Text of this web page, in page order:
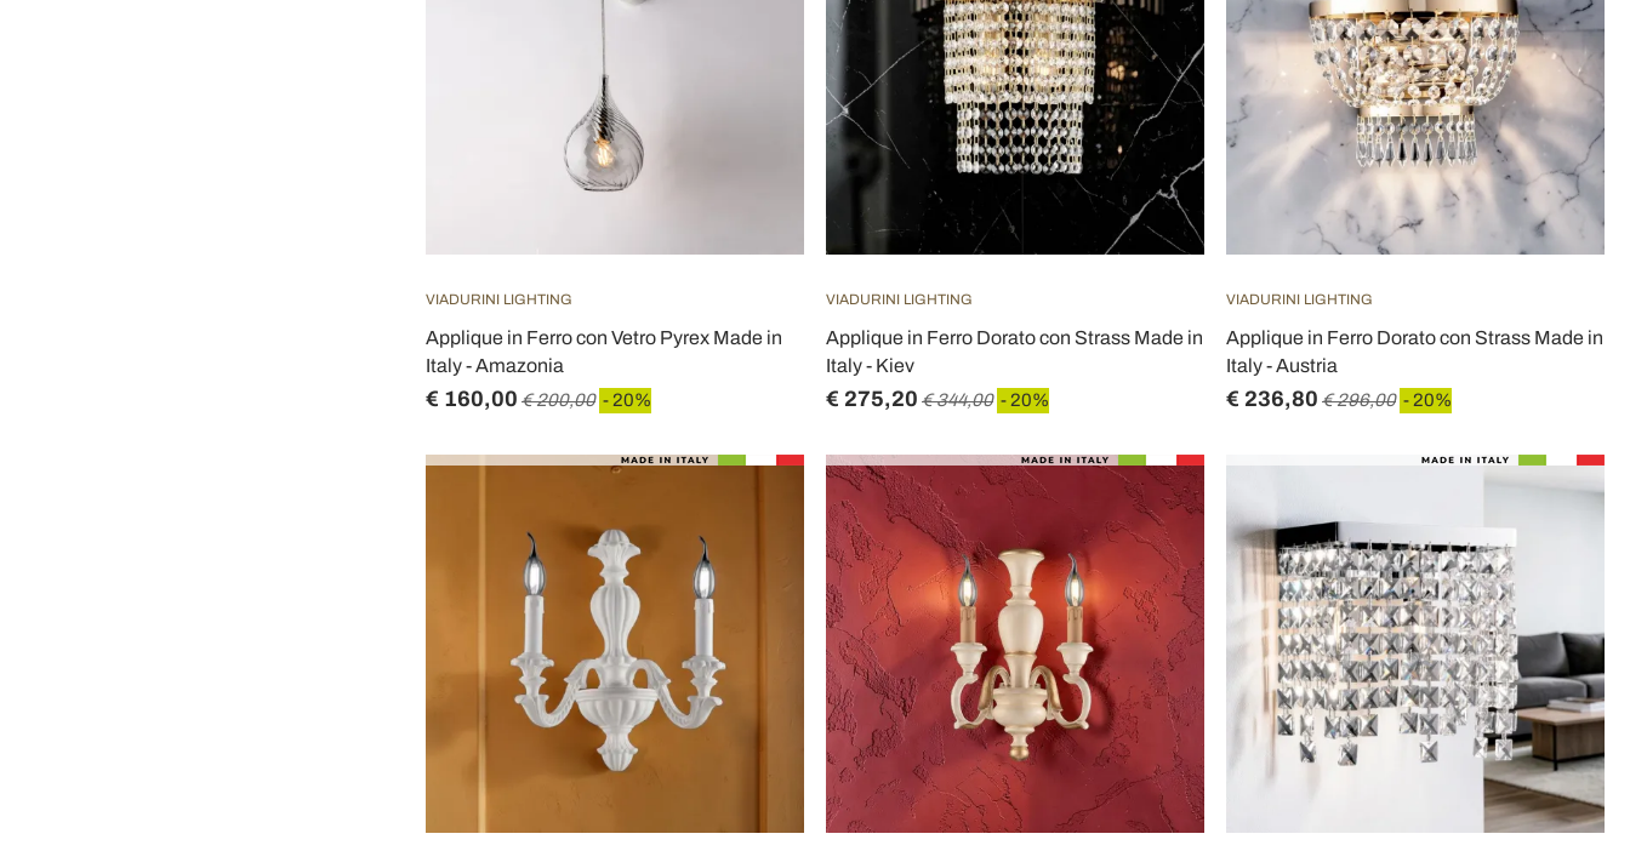
VIADURINI LIGHTING
Applique in Ferro con Vetro Pyrex Made in
Italy - Amazonia
€ 160,00 € 200,00 - 20%
VIADURINI LIGHTING
Applique in Ferro Dorato con Strass Made in
Italy - Kiev
€ 275,20 € 344,00 - 20%
VIADURINI LIGHTING
Applique in Ferro Dorato con Strass Made in
Italy - Austria
€ 236,80 € 296,00 - 20%